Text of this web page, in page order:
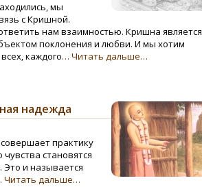
мы
с Кришной.
нам взаимностью. Кришна является
поклонения и любви. И мы хотим
каждого… Читать дальше…
надежда
практику
чувства становятся
и называется
Читать дальше…